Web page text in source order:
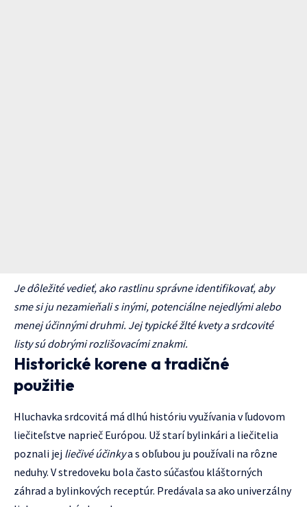
Je dôležité vedieť, ako rastlinu správne identifikovať, aby
sme si ju nezamieňali s inými, potenciálne nejedlými alebo
menej účinnými druhmi. Jej typické žlté kvety a srdcovité
listy sú dobrými rozlišovacími znakmi.
Historické korene a tradičné
použitie
Hluchavka srdcovitá má dlhú históriu využívania v ľudovom
liečiteľstve naprieč Európou. Už starí bylinkári a liečitelia
poznali jej liečivé účinkya s obľubou ju používali na rôzne
neduhy. V stredoveku bola často súčasťou kláštorných
záhrad a bylinkových receptúr. Predávala sa ako univerzálny